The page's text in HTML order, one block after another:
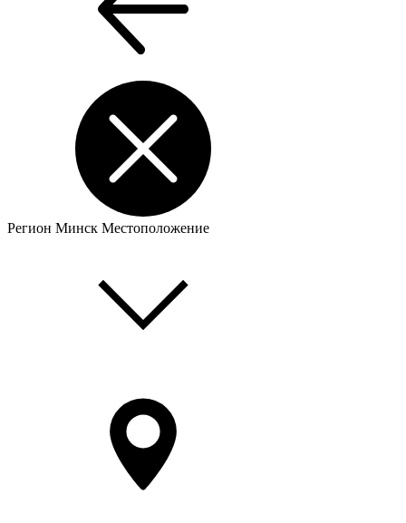
Регион Минск Местоположение